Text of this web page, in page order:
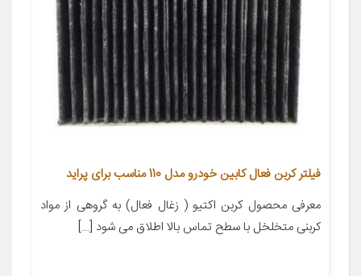
فیلتر کربن فعال کابین خودرو مدل 110 مناسب برای پراید
معرفی محصول کربن اکتیو ( زغال فعال) به گروهی از مواد
کربنی متخلخل با سطح تماس بالا اطلاق می شود […]